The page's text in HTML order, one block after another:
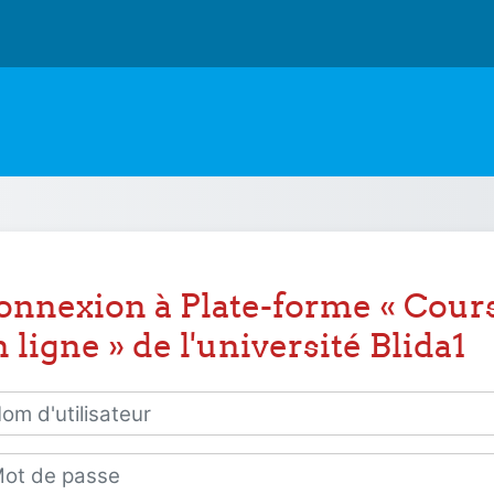
à Plate-forme «
ligne » de l'université Blida1
d'utilisateur
de passe